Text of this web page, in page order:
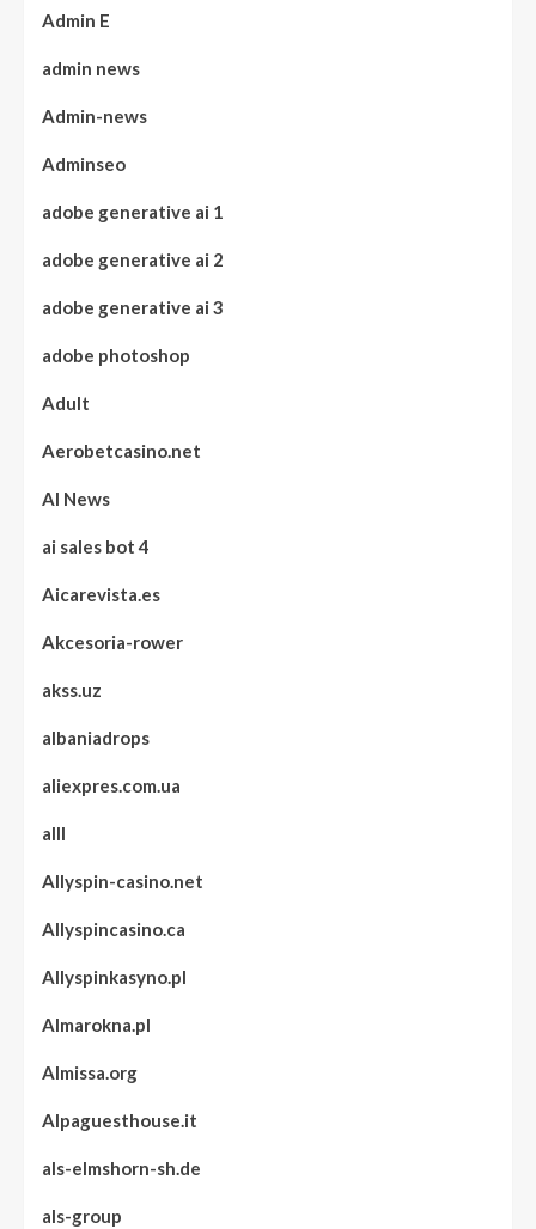
Admin E
admin news
Admin-news
Adminseo
adobe generative ai 1
adobe generative ai 2
adobe generative ai 3
adobe photoshop
Adult
Aerobetcasino.net
AI News
ai sales bot 4
Aicarevista.es
Akcesoria-rower
akss.uz
albaniadrops
aliexpres.com.ua
alll
Allyspin-casino.net
Allyspincasino.ca
Allyspinkasyno.pl
Almarokna.pl
Almissa.org
Alpaguesthouse.it
als-elmshorn-sh.de
als-group